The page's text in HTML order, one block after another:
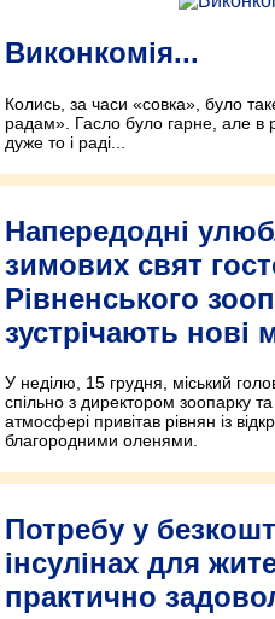
Виконкомія...
Колись, за часи «совка», було
радам». Гасло було гарне, але в
дуже то і раді...
Напередодні
зимових свят
Рівненського
зустрічають нові
У неділю, 15 грудня, міський
спільно з директором зоопарку
атмосфері привітав рівнян із
благородними оленями.
Потребу у
інсулінах для
практично